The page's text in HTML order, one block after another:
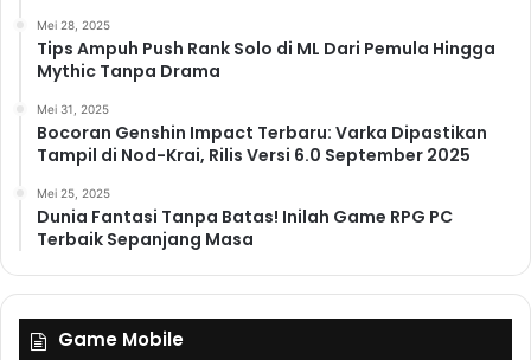
Mei 28, 2025
Tips Ampuh Push Rank Solo di ML Dari Pemula Hingga
Mythic Tanpa Drama
Mei 31, 2025
Bocoran Genshin Impact Terbaru: Varka Dipastikan
Tampil di Nod-Krai, Rilis Versi 6.0 September 2025
Mei 25, 2025
Dunia Fantasi Tanpa Batas! Inilah Game RPG PC
Terbaik Sepanjang Masa
Game Mobile